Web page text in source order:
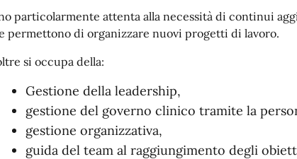
particolarmente attenta alla necessità di continui
permettono di organizzare nuovi progetti di lavoro.
si occupa della:
Gestione della leadership,
gestione del governo clinico tramite la
gestione organizzativa,
guida del team al raggiungimento degli